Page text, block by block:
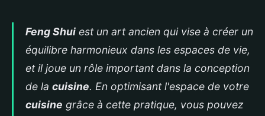
Feng Shui est un art ancien qui vise à créer un
équilibre harmonieux dans les espaces de vie,
et il joue un rôle important dans la conception
de la cuisine. En optimisant l'espace de votre
cuisine grâce à cette pratique, vous pouvez